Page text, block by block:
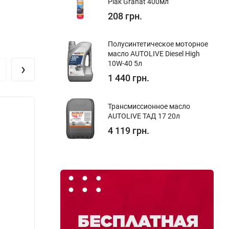
›
208 грн.
Полуcинтетическое моторное
масло AUTOLIVE Diesel High
10W-40 5л
1 440 грн.
Трансмиссионное масло
AUTOLIVE ТАД 17 20л
4 119 грн.